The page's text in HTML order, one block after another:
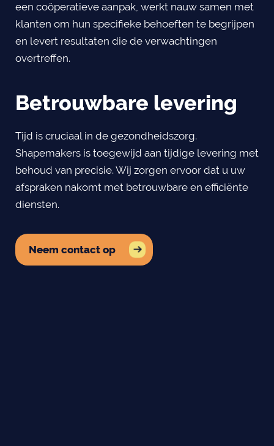
een coöperatieve aanpak, werkt nauw samen met
klanten om hun specifieke behoeften te begrijpen
en levert resultaten die de verwachtingen
overtreffen.
Betrouwbare levering
Tijd is cruciaal in de gezondheidszorg.
Shapemakers is toegewijd aan tijdige levering met
behoud van precisie. Wij zorgen ervoor dat u uw
afspraken nakomt met betrouwbare en efficiënte
diensten.
Neem contact op